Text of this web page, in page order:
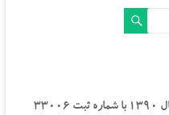
شرکت مهندسی رسا سیستم مهرگان در سال ۱۳۹۰ با شماره ثبت ۳۳۰۰۶